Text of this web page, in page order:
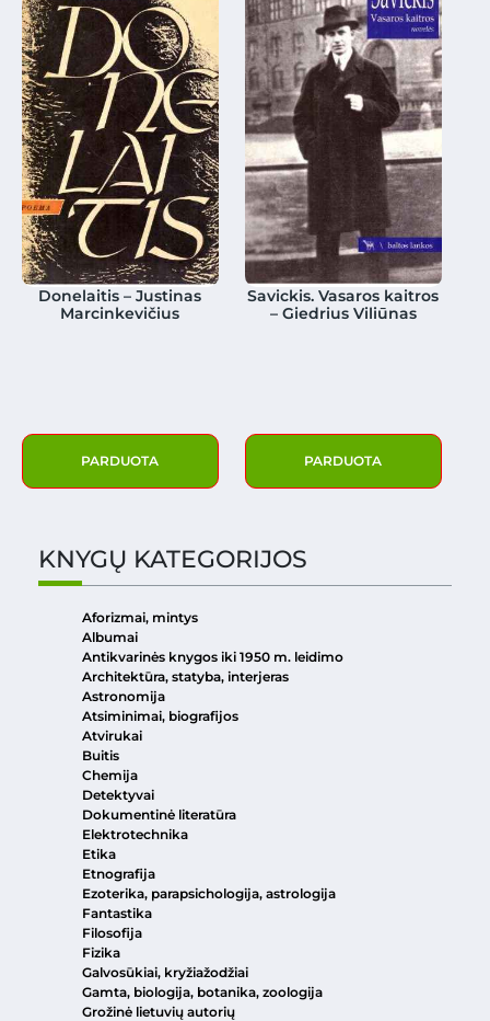
Donelaitis – Justinas
Marcinkevičius
PARDUOTA
Savickis. Vasaros kaitros
– Giedrius Viliūnas
PARDUOTA
KNYGŲ KATEGORIJOS
Aforizmai, mintys
Albumai
Antikvarinės knygos iki 1950 m. leidimo
Architektūra, statyba, interjeras
Astronomija
Atsiminimai, biografijos
Atvirukai
Buitis
Chemija
Detektyvai
Dokumentinė literatūra
Elektrotechnika
Etika
Etnografija
Ezoterika, parapsichologija, astrologija
Fantastika
Filosofija
Fizika
Galvosūkiai, kryžiažodžiai
Gamta, biologija, botanika, zoologija
Grožinė lietuvių autorių